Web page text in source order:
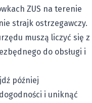
ZUS na terenie
strajk ostrzegawczy.
muszą liczyć się z
do obsługi i
później
i uniknąć